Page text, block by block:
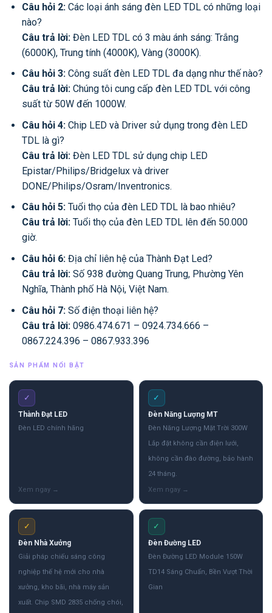
Câu hỏi 2:Các loại ánh sáng đèn LED TDL có những loại
nào?
Câu trả lời:Đèn LED TDL có 3 màu ánh sáng: Trắng
(6000K), Trung tính (4000K), Vàng (3000K).
Câu hỏi 3:Công suất đèn LED TDL đa dạng như thế nào?
Câu trả lời:Chúng tôi cung cấp đèn LED TDL với công
suất từ 50W đến 1000W.
Câu hỏi 4:Chip LED và Driver sử dụng trong đèn LED
TDL là gì?
Câu trả lời:Đèn LED TDL sử dụng chip LED
Epistar/Philips/Bridgelux và driver
DONE/Philips/Osram/Inventronics.
Câu hỏi 5:Tuổi thọ của đèn LED TDL là bao nhiêu?
Câu trả lời:Tuổi thọ của đèn LED TDL lên đến 50.000
giờ.
Câu hỏi 6:Địa chỉ liên hệ của Thành Đạt Led?
Câu trả lời:Số 938 đường Quang Trung, Phường Yên
Nghĩa, Thành phố Hà Nội, Việt Nam.
Câu hỏi 7:Số điện thoại liên hệ?
Câu trả lời:0986.474.671 – 0924.734.666 –
0867.224.396 – 0867.933.396
SẢN PHẨM NỔI BẬT
✓
Thành Đạt LED
Đèn LED chính hãng
✓
Đèn Năng Lượng MT
Đèn Năng Lượng Mặt Trời 300W
Lắp đặt không cần điện lưới,
không cần đào đường, bảo hành
24 tháng.
✓
Đèn Nhà Xưởng
Giải pháp chiếu sáng công
nghiệp thế hệ mới cho nhà
xưởng, kho bãi, nhà máy sản
xuất. Chip SMD 2835 chống chói,
✓
Đèn Đường LED
Đèn Đường LED Module 150W
TD14 Sáng Chuẩn, Bền Vượt Thời
Gian